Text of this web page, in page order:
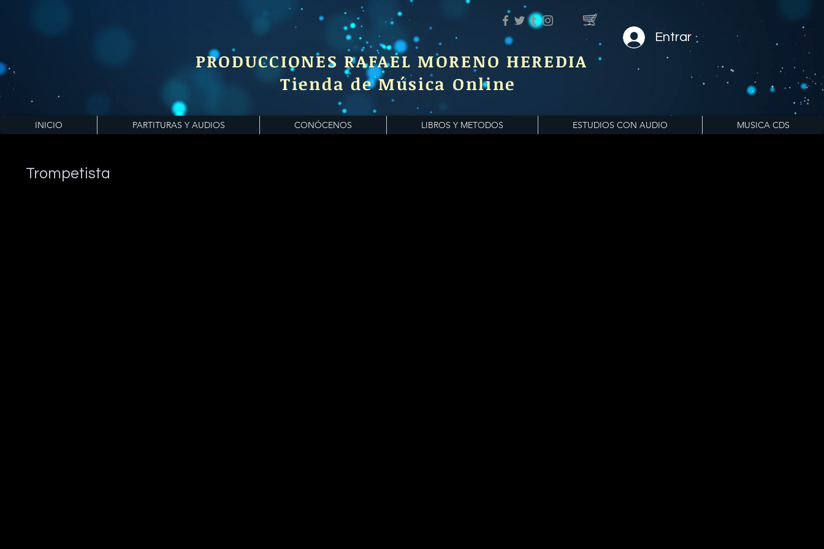
PRODUCCIONES RAFAEL MORENO HEREDIA
Entrar
Tienda de Música Online
INICIO PARTITURAS Y AUDIOS CONÓCENOS LIBROS Y METODOS ESTUDIOS CON AUDIO MUSICA CDS
Mochilas
Trompetista